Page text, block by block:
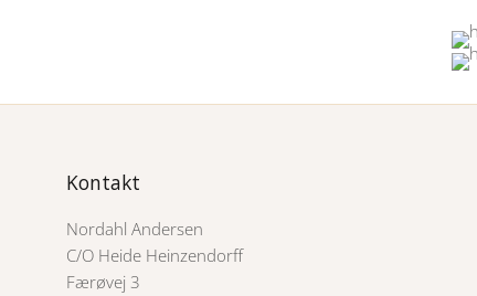
Kontakt
Nordahl Andersen
C/O Heide Heinzendorff
Færøvej 3